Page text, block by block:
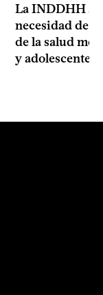
La INDDHH
necesidad de
de la salud
y adolescentes